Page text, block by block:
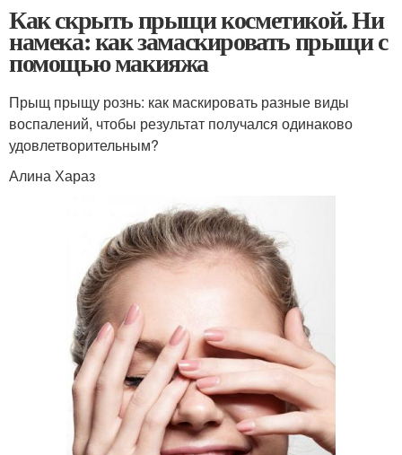
Как скрыть прыщи косметикой. Ни
намека: как замаскировать прыщи с
помощью макияжа
Прыщ прыщу рознь: как маскировать разные виды
воспалений, чтобы результат получался одинаково
удовлетворительным?
Алина Хараз